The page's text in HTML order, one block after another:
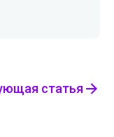
статья